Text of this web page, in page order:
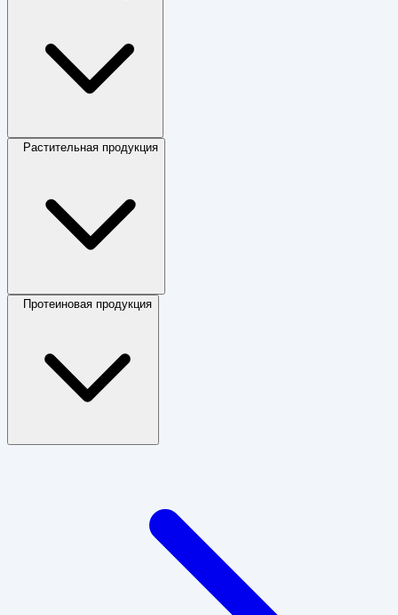
Растительная продукция
Протеиновая продукция